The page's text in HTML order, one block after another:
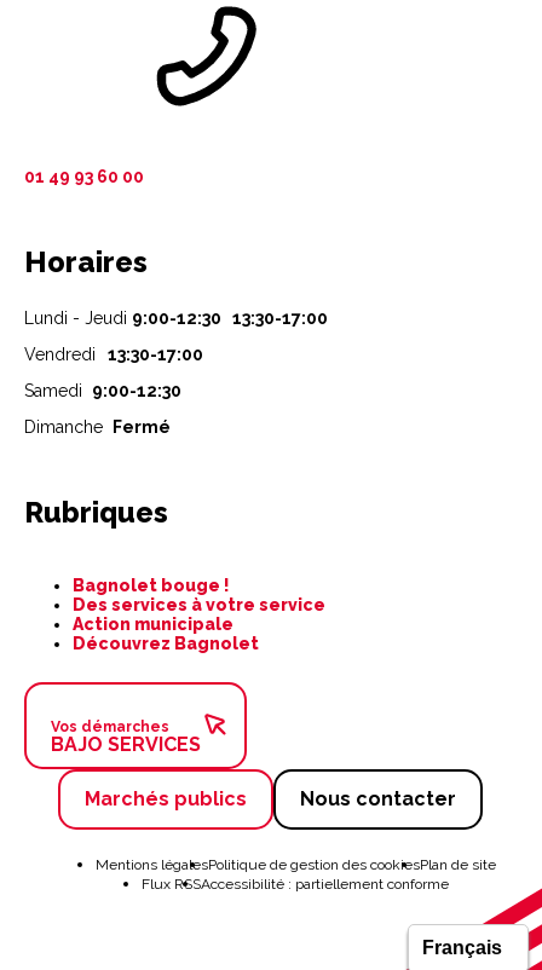
01 49 93 60 00
Horaires
Lundi - Jeudi 9:00-12:30 13:30-17:00
Vendredi
13:30-17:00
Samedi 9:00-12:30
Dimanche
Fermé
Rubriques
contenu
Bagnolet bouge !
Des services à votre service
Action municipale
Découvrez Bagnolet
Vos démarches
BAJO SERVICES
Marchés publics Nous contacter
Mentions légalesPolitique de gestion des cookiesPlan de site
Flux RSSAccessibilité : partiellement conforme